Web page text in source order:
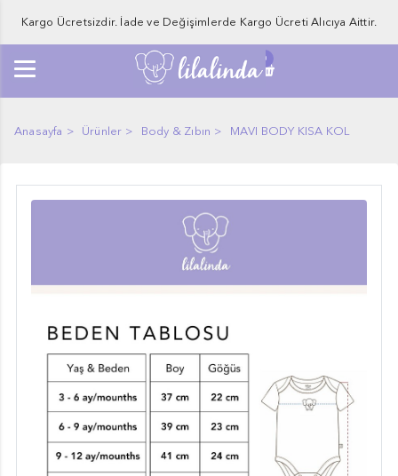
Kargo Ücretsizdir. İade ve Değişimlerde Kargo Ücreti Alıcıya Aittir.
0
Anasayfa Ürünler Body & Zıbın MAVI BODY KISA KOL